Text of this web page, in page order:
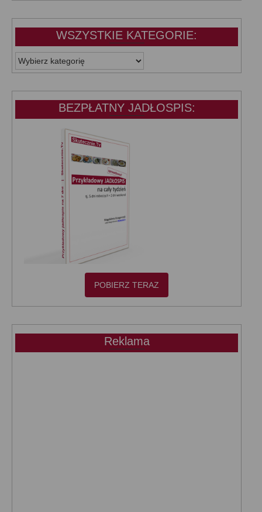
WSZYSTKIE KATEGORIE:
WSZYSTKIE
KATEGORIE:
BEZPŁATNY JADŁOSPIS:
POBIERZ TERAZ
Reklama